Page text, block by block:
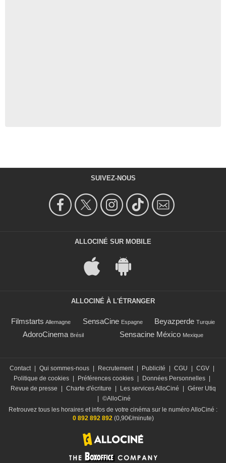
SUIVEZ-NOUS
ALLOCINÉ SUR MOBILE
ALLOCINÉ À L'ÉTRANGER
Filmstarts Allemagne SensaCine Espagne Beyazperde Turquie
AdoroCinema Brésil Sensacine México Mexique
Contact | Qui sommes-nous | Recrutement | Publicité | CGU | CGV |
Politique de cookies | Préférences cookies | Données Personnelles |
Revue de presse
| Charte d'écriture | Les services AlloCiné | Gérer Utiq
| ©AlloCiné
Retrouvez tous les horaires et infos de votre cinéma sur le numéro AlloCiné :
0 892 892 892 (0,90€/minute)